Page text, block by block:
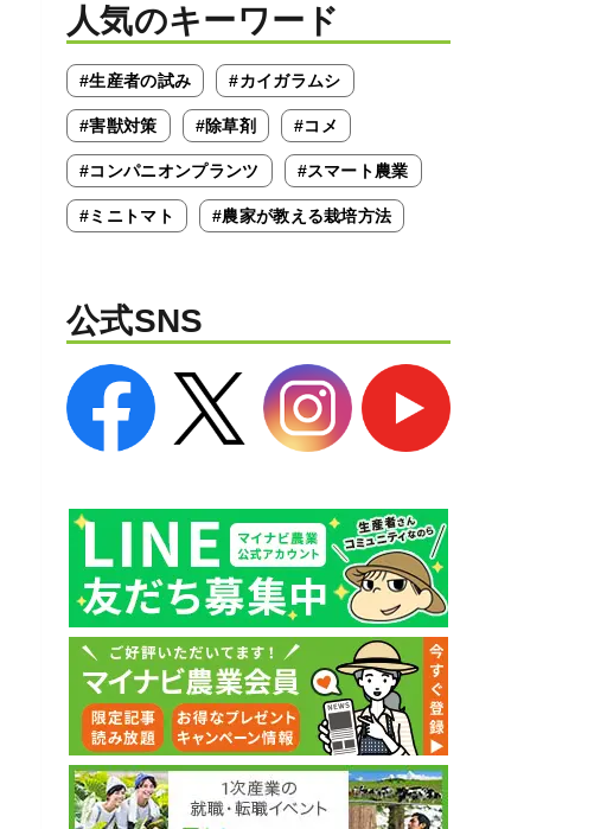
人気のキーワード
#生産者の試み #カイガラムシ
#害獣対策 #除草剤 #コメ
#コンパニオンプランツ #スマート農業
#ミニトマト #農家が教える栽培方法
公式SNS